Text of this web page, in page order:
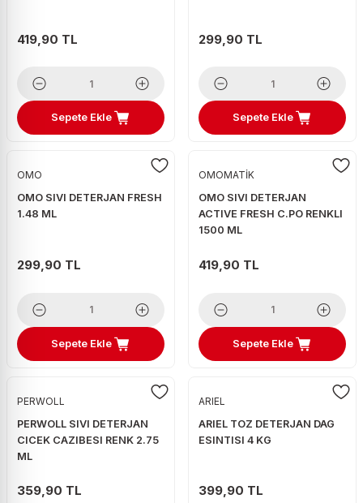
419,90 TL
Sepete Ekle
299,90 TL
Sepete Ekle
OMO
OMO SIVI DETERJAN FRESH
1.48 ML
299,90 TL
Sepete Ekle
OMOMATİK
OMO SIVI DETERJAN
ACTIVE FRESH C.PO RENKLI
1500 ML
419,90 TL
Sepete Ekle
PERWOLL
PERWOLL SIVI DETERJAN
CICEK CAZIBESI RENK 2.75
ML
359,90 TL
ARIEL
ARIEL TOZ DETERJAN DAG
ESINTISI 4 KG
399,90 TL